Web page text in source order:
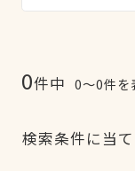
0件中 0〜0件を
検索条件に当